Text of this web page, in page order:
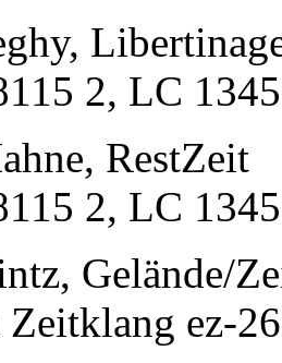
2, LC
RestZeit
2, LC
Gelände/
ez-